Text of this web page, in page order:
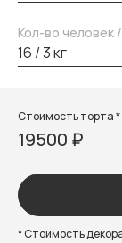
Кол-во человек
16 / 3 кг
Стоимость торта *
19500 ₽
* Стоимость